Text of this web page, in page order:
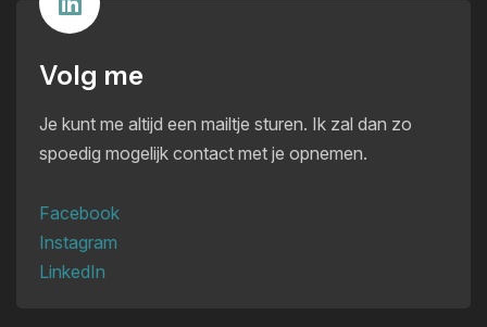
Volg me
Je kunt me altijd een mailtje sturen. Ik zal dan zo
spoedig mogelijk contact met je opnemen.
Facebook
Instagram
LinkedIn